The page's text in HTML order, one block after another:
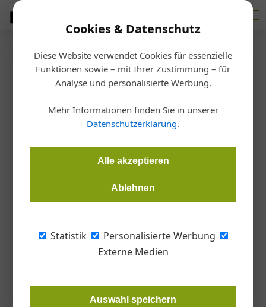
Cookies & Datenschutz
Diese Website verwendet Cookies für essenzielle
Funktionen sowie – mit Ihrer Zustimmung – für
Analyse und personalisierte Werbung.
Mehr Informationen finden Sie in unserer
Datenschutzerklärung.
Alle akzeptieren
Ablehnen
Statistik
Personalisierte Werbung
Externe Medien
Auswahl speichern
Startseite/ Fertigen
Software
Digitale Tools für den
Metallbau
Im Metallbau kann es schon lange nicht mehr darum gehen,
Denn digitale Lösungen machen die Fertigung einfach und
Software ist branchenführend in der